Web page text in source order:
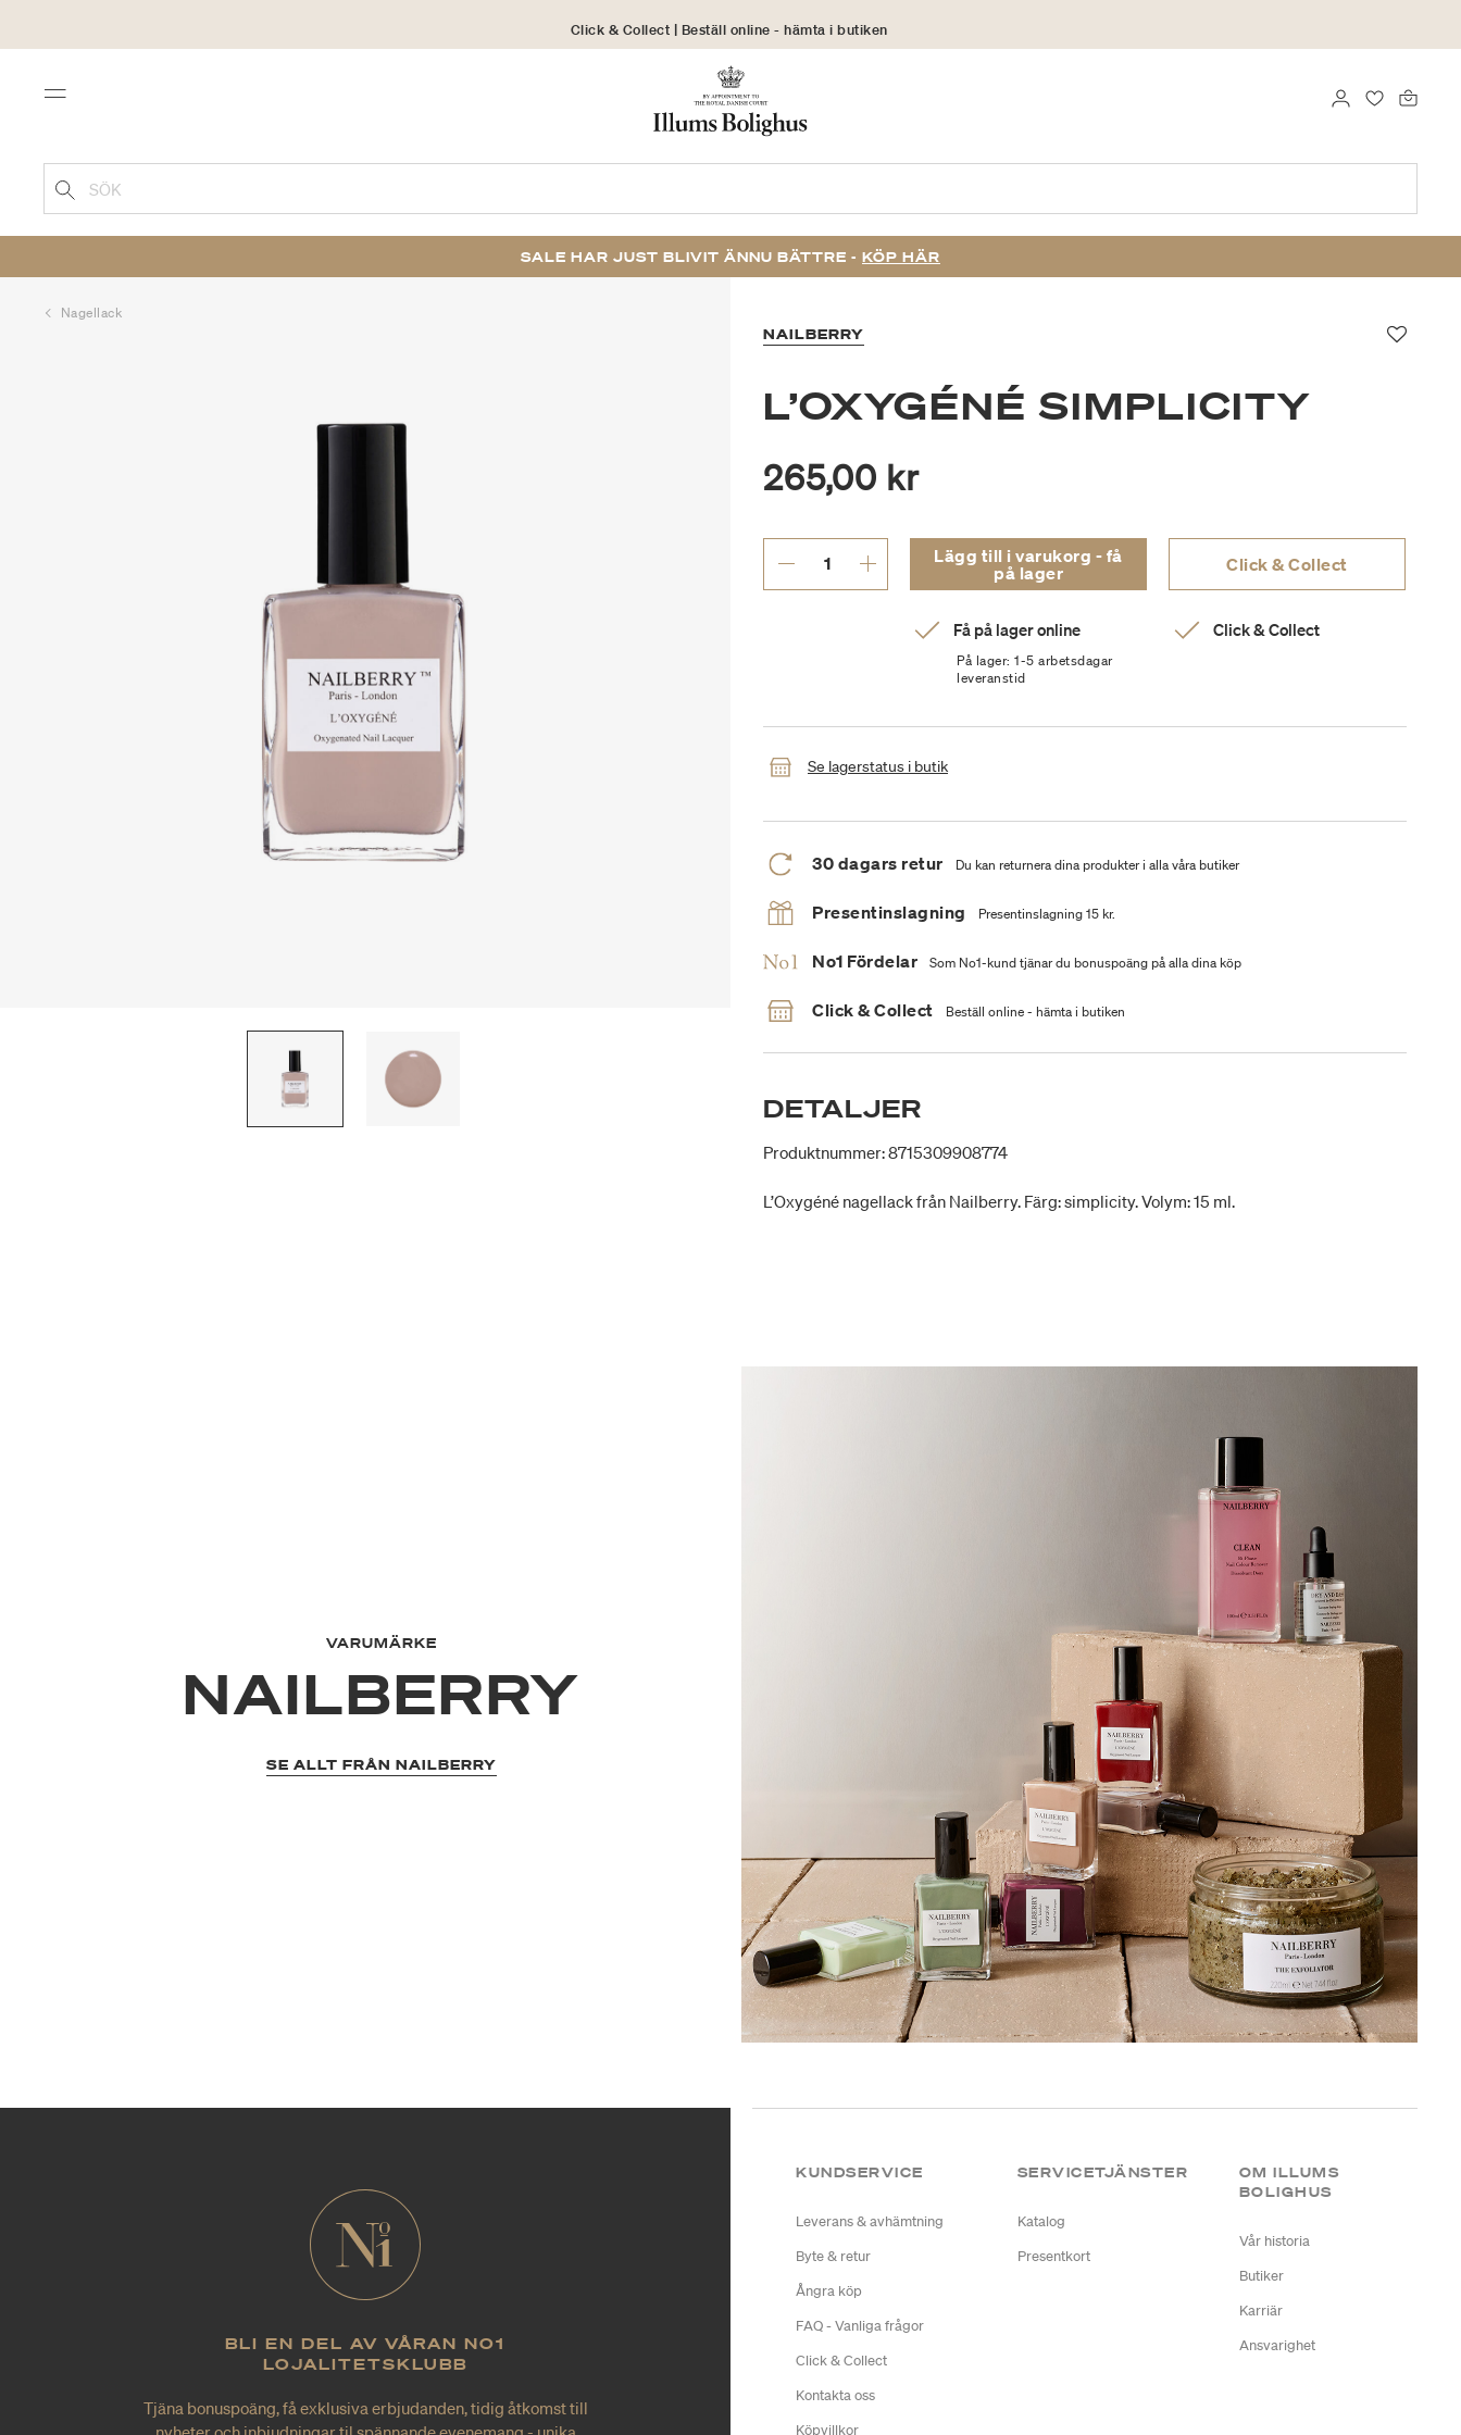
Click & Collect | Beställ online - hämta i butiken
30 dagars returrätt
Menu FAVORITER
LOGGA IN
SÖK
SALE HAR JUST BLIVIT ÄNNU BÄTTRE - KÖP HÄR
Nagellack
NAILBERRY
L’OXYGÉNÉ SIMPLICITY
265,00 kr
Lägg till i varukorg - få
på lager
Click & Collect
Få på lager online
På lager: 1-5 arbetsdagar
leveranstid
Click & Collect
Se lagerstatus i butik
30 dagars retur Du kan returnera dina produkter i alla våra butiker
Presentinslagning Presentinslagning 15 kr.
No1 Fördelar Som No1-kund tjänar du bonuspoäng på alla dina köp
Click & Collect Beställ online - hämta i butiken
DETALJER
Produktnummer: 8715309908774
L’Oxygéné nagellack från Nailberry. Färg: simplicity. Volym: 15 ml.
VARUMÄRKE
NAILBERRY
SE ALLT FRÅN NAILBERRY
BLI EN DEL AV VÅRAN NO1
LOJALITETSKLUBB
Tjäna bonuspoäng, få exklusiva erbjudanden, tidig åtkomst till
KUNDSERVICE
Leverans & avhämtning
Byte & retur
Ångra köp
FAQ - Vanliga frågor
Click & Collect
Kontakta oss
Köpvillkor
SERVICETJÄNSTER
Katalog
Presentkort
OM ILLUMS
BOLIGHUS
Vår historia
Butiker
Karriär
Ansvarighet